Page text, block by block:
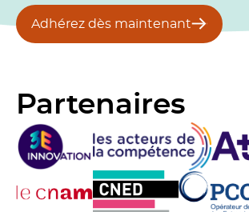
Adhérez dès maintenant
Partenaires